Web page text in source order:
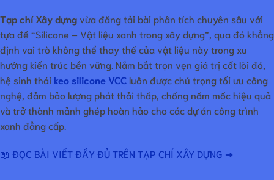
Tạp chí Xây dựngvừa đăng tải bài phân tích chuyên sâu với
tựa đề “Silicone – Vật liệu xanh trong xây dựng”, qua đó khẳng
định vai trò không thể thay thế của vật liệu này trong xu
hướng kiến trúc bền vững. Nắm bắt trọn vẹn giá trị cốt lõi đó,
hệ sinh thái keo silicone VCC luôn được chú trọng tối ưu công
nghệ, đảm bảo lượng phát thải thấp, chống nấm mốc hiệu quả
và trở thành mảnh ghép hoàn hảo cho các dự án công trình
xanh đẳng cấp.
📖 ĐỌC BÀI VIẾT ĐẦY ĐỦ TRÊN TẠP CHÍ XÂY DỰNG ➔